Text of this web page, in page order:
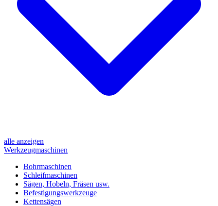
alle anzeigen
Werkzeugmaschinen
Bohrmaschinen
Schleifmaschinen
Sägen, Hobeln, Fräsen usw.
Befestigungswerkzeuge
Kettensägen